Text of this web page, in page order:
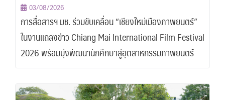
03/08/2026
การสื่อสารฯ มช. ร่วมขับเคลื่อน “เชียงใหม่เมืองภาพยนตร์”
ในงานแถลงข่าว Chiang Mai International Film Festival
2026 พร้อมมุ่งพัฒนานักศึกษาสู่อุตสาหกรรมภาพยนตร์